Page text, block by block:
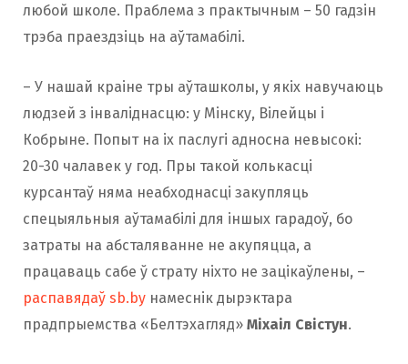
любой школе. Праблема з практычным – 50 гадзін
трэба праездзіць на аўтамабілі.
– У нашай краіне тры аўташколы, у якіх навучаюць
людзей з інваліднасцю: у Мінску, Вілейцы і
Кобрыне. Попыт на іх паслугі адносна невысокі:
20-30 чалавек у год. Пры такой колькасці
курсантаў няма неабходнасці закупляць
спецыяльныя аўтамабілі для іншых гарадоў, бо
затраты на абсталяванне не акупяцца, а
працаваць сабе ў страту ніхто не зацікаўлены, –
распавядаў sb.by намеснік дырэктара
прадпрыемства «Белтэхагляд» Міхаіл Свістун.